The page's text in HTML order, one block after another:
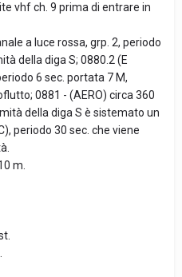
vhf ch. 9 prima di entrare in
a luce rossa, grp. 2, periodo
della diga S; 0880.2 (E
6 sec. portata 7 M,
0881 - (AERO) circa 360
della diga S è sistemato un
periodo 30 sec. che viene
m.